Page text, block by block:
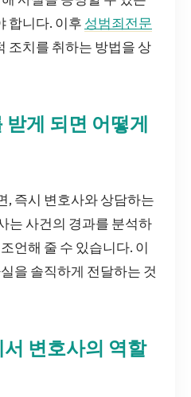
합니다. 이후 성범죄전문
조치를 취하는 방법을 상
받게 되면 어떻게
, 즉시 변호사와 상담하는
는 사건의 경과를 분석하
언해 줄 수 있습니다. 이
을 솔직하게 전달하는 것
변호사의 역할